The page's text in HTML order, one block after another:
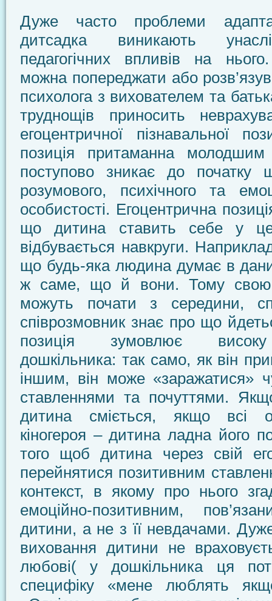
Дуже часто проблеми
дитсадка виникають
педагогічних впливів на
можна попереджати або
психолога з вихователем та
труднощів приносить
егоцентричної пізнавальної
позиція притаманна молодшим
поступово зникає до початку
розумового, психічного та
особистості. Егоцентрична
що дитина ставить себе у
відбувається навкруги.
що будь-яка людина думає в
ж саме, що й вони. Тому свою
можуть почати з середини,
співрозмовник знає про що
позиція зумовлює високу
дошкільника: так само, як він
іншим, він може «заражатися»
ставленнями та почуттями.
дитина сміється, якщо всі
кіногероя – дитина ладна його
того щоб дитина через свій
перейнятися позитивним
контекст, в якому про нього
емоційно-позитивним,
дитини, а не з її невдачами.
виховання дитини не
любові( у дошкільника ця
специфіку «мене люблять